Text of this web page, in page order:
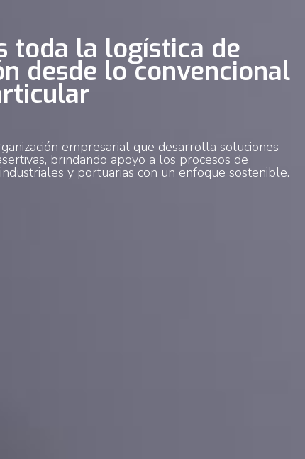
toda la logística de
desde lo convencional
empresarial que desarrolla soluciones
brindando apoyo a los procesos de
y portuarias con un enfoque sostenible.